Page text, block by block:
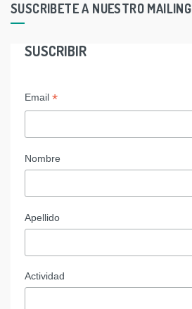
SUSCRIBETE A NUESTRO MAILING
SUSCRIBIR
Email *
Nombre
Apellido
Actividad